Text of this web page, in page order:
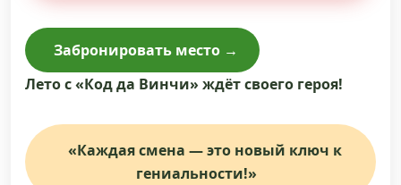
Забронировать место →
Лето с «Код да Винчи» ждёт своего героя!
«Каждая смена — это новый ключ к
гениальности!»